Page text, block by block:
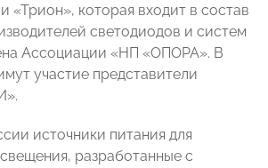
«Трион», которая входит в состав
светодиодов и систем
Ассоциации «НП «ОПОРА». В
участие представители
.
источники питания для
разработанные с